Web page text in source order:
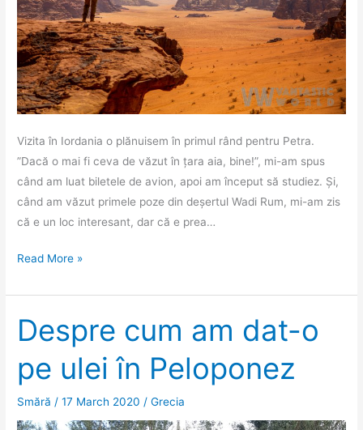
Vizita în Iordania o plănuisem în primul rând pentru Petra.
”Dacă o mai fi ceva de văzut în țara aia, bine!”, mi-am spus
când am luat biletele de avion, apoi am început să studiez. Și,
când am văzut primele poze din deșertul Wadi Rum, mi-am zis
că e un loc interesant, dar că e prea…
Wadi
–
o
vale
prin
deșert
Read More »
Despre cum am dat-o
pe ulei în Peloponez
Smără /17 March 2020 /Grecia